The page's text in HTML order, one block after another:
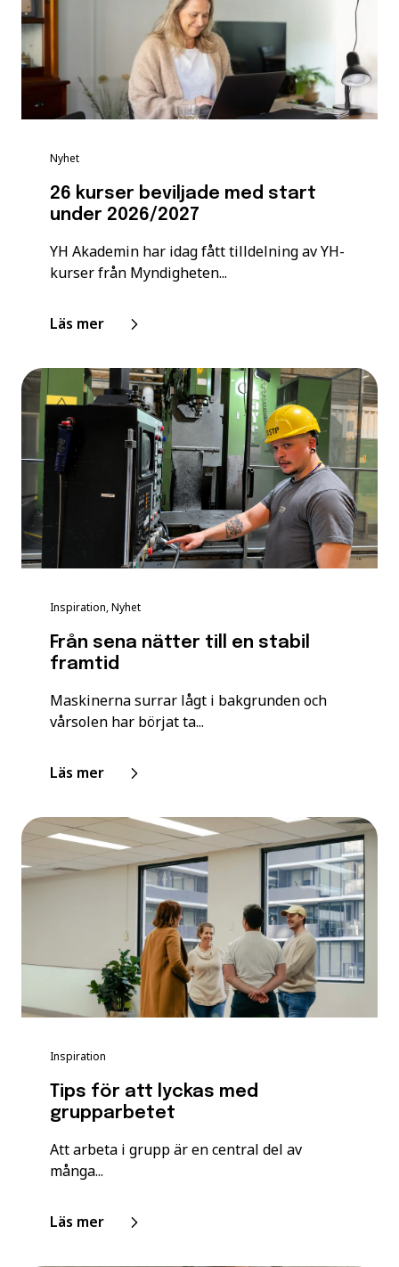
Nyhet
26 kurser beviljade med start
under 2026/2027
YH Akademin har idag fått tilldelning av YH-
kurser från Myndigheten...
Läs mer
Inspiration, Nyhet
Från sena nätter till en stabil
framtid
Maskinerna surrar lågt i bakgrunden och
vårsolen har börjat ta...
Läs mer
Inspiration
Tips för att lyckas med
grupparbetet
Att arbeta i grupp är en central del av
många...
Läs mer